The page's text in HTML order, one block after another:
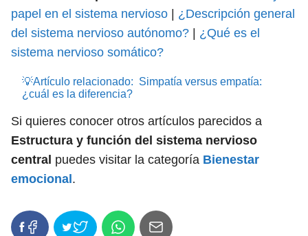
papel en el sistema nervioso
¿Descripción general
del sistema nervioso autónomo?
¿Qué es el
sistema nervioso somático?
💡Artículo relacionado: Simpatía versus empatía:
¿cuál es la diferencia?
Si quieres conocer otros artículos parecidos a
Estructura y función del sistema nervioso
central puedes visitar la categoría Bienestar
emocional .